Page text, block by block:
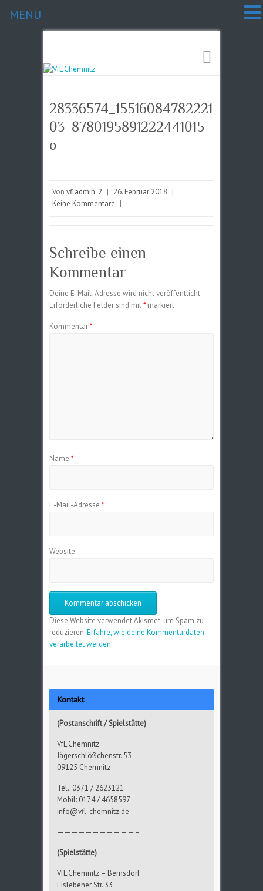
28336574_15516084782221
03_8780195891222441015_
o
Von vfladmin_2 | 26. Februar 2018 |
Keine Kommentare |
Schreibe einen
Kommentar
Deine E-Mail-Adresse wird nicht veröffentlicht.
Erforderliche Felder sind mit* markiert
Kommentar*
Name *
E-Mail-Adresse *
Website
Diese Website verwendet Akismet, um Spam zu
reduzieren.Erfahre, wie deine Kommentardaten
verarbeitet werden.
Kontakt
(Postanschrift / Spielstätte)
VfL Chemnitz
Jägerschlößchenstr. 53
09125 Chemnitz
Tel.: 0371 / 2623121
Mobil: 0174 / 4658597
info@vfl-chemnitz.de
———————————–
(Spielstätte)
VfL Chemnitz – Bernsdorf
Eislebener Str. 33
MENU